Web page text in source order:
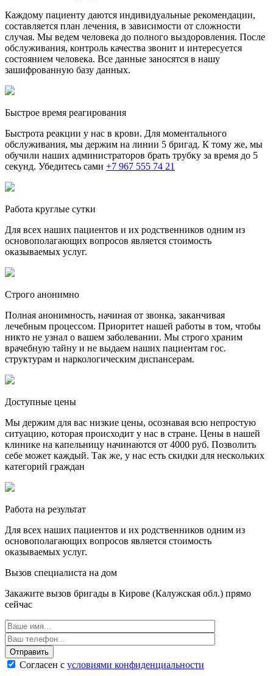
Каждому пациенту даются индивидуальные рекомендации,
составляется план лечения, в зависимости от сложности
случая. Мы ведем человека до полного выздоровления. После
обслуживания, контроль качества звонит и интересуется
состоянием человека. Все данные заносятся в нашу
зашифрованную базу данных.
Быстрое время реагирования
Быстрота реакции у нас в крови. Для моментального
обслуживания, мы держим на линии 5 бригад. К тому же, мы
обучили наших администраторов брать трубку за время до 5
секунд. Убедитесь сами +7 967 555 74 21
Работа круглые сутки
Для всех наших пациентов и их родственников одним из
основополагающих вопросов является стоимость
оказываемых услуг.
Строго анонимно
Полная анонимность, начиная от звонка, заканчивая
лечебным процессом. Приоритет нашей работы в том, чтобы
никто не узнал о вашем заболевании. Мы строго храним
врачебную тайну и не выдаем наших пациентам гос.
структурам и наркологическим диспансерам.
Доступные цены
Мы держим для вас низкие цены, осознавая всю непростую
ситуацию, которая происходит у нас в стране. Цены в нашей
клинике на капельницу начинаются от 4000 руб. Позволить
себе может каждый. Так же, у нас есть скидки для нескольких
категорий граждан
Работа на результат
Для всех наших пациентов и их родственников одним из
основополагающих вопросов является стоимость
оказываемых услуг.
Вызов специалиста на дом
Закажите вызов бригады в Кирове (Калужская обл.) прямо
сейчас
Отправить
Согласен с условиями конфиденциальности